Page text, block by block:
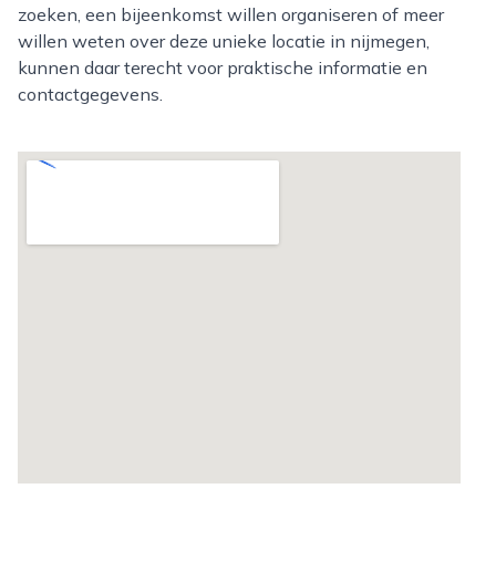
zoeken, een bijeenkomst willen organiseren of meer
willen weten over deze unieke locatie in nijmegen,
kunnen daar terecht voor praktische informatie en
contactgegevens.